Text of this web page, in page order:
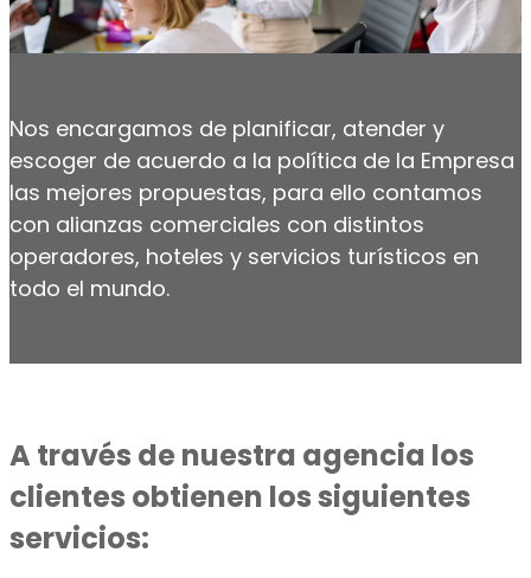
Nos encargamos de planificar, atender y
escoger de acuerdo a la política de la Empresa
las mejores propuestas, para ello contamos
con alianzas comerciales con distintos
operadores, hoteles y servicios turísticos en
todo el mundo.
A través de nuestra agencia los
clientes obtienen los siguientes
servicios: